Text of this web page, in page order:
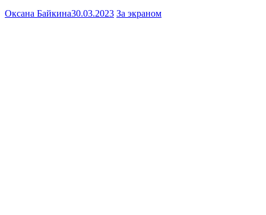
Оксана Байкина30.03.2023 За экраном